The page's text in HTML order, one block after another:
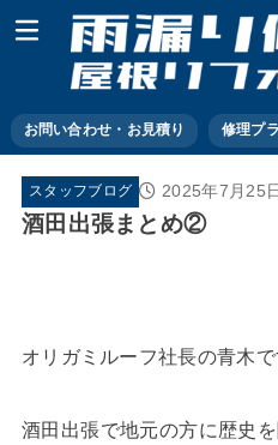
お問い合わせ・お見積り 修理プ
スタッフブログ 2025年7月25
酒田出張まとめ②
オリガミルーフ社長の青木で
酒田出張で地元の方に歴史